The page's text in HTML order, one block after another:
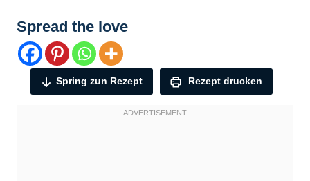
Spread the love
Spring zun Rezept Rezept drucken